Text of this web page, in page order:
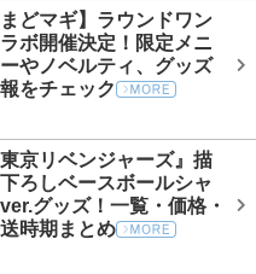
まどマギ】ラウンドワン
ボ開催決定！限定メニ
やノベルティ、グッズ
をチェック
東京リベンジャーズ』描
ろしベースボールシャ
グッズ！一覧・価格・
時期まとめ